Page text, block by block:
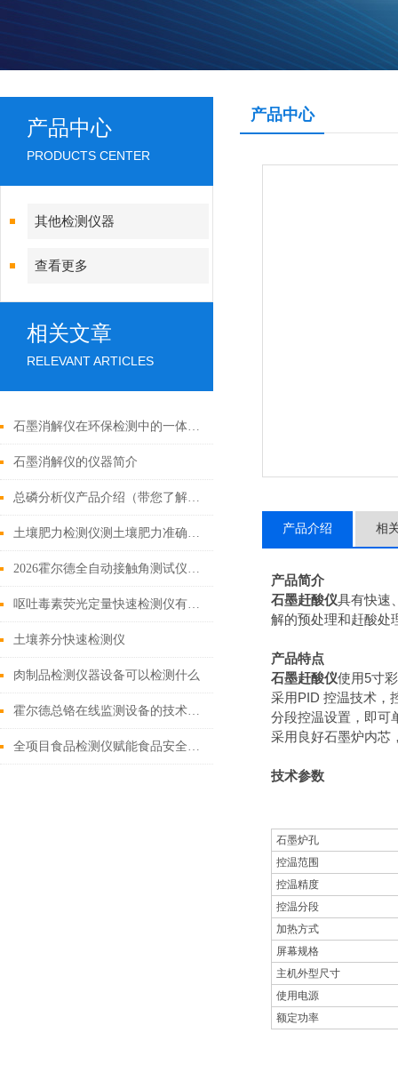
产品中心
PRODUCTS CENTER
其他检测仪器
查看更多
相关文章
RELEVANT ARTICLES
石墨消解仪在环保检测中的一体化解决方案
石墨消解仪的仪器简介
总磷分析仪产品介绍（带您了解2022好用的总磷分析仪的功能特点）
土壤肥力检测仪测土壤肥力准确吗?
2026霍尔德全自动接触角测试仪软件硬件全功能详细解析
呕吐毒素荧光定量快速检测仪有什么特点
土壤养分快速检测仪
肉制品检测仪器设备可以检测什么
霍尔德总铬在线监测设备的技术优势
全项目食品检测仪赋能食品安全监管：高效精准构建全链条防护屏障
产品中心
产品介绍 相
产品简介
石墨赶酸仪具有快速
解的预处理和赶酸处
产品特点
石墨赶酸仪使用5寸
采用PID 控温技术，
分段控温设置，即可
采用良好石墨炉内芯
技术参数
石墨炉孔
控温范围
控温精度
控温分段
加热方式
屏幕规格
主机外型尺寸
使用电源
额定功率